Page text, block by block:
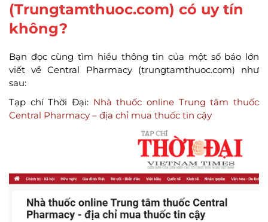
(Trungtamthuoc.com) có uy tín
không?
Bạn đọc cùng tìm hiểu thông tin của một số báo lớn
viết về Central Pharmacy (trungtamthuoc.com) như
sau:
Tạp chí Thời Đại: Nhà thuốc online Trung tâm thuốc
Central Pharmacy – địa chỉ mua thuốc tin cậy